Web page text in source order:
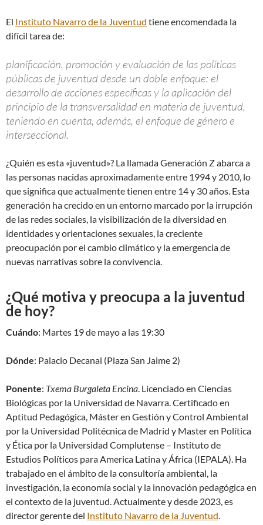
El Instituto Navarro de la Juventud tiene encomendada la
difícil tarea de:
planificación, promoción y evaluación de las políticas
públicas de juventud desde un doble enfoque: el
desarrollo de acciones específicas y la aplicación del
principio de la transversalidad en materia de juventud,
teniendo en cuenta, además, el enfoque de género e
interseccional.
¿Quién es esta «juventud»? La llamada Generación Z abarca a
las personas nacidas aproximadamente entre 1994 y 2010, lo
que significa que actualmente tienen entre 14 y 30 años. Esta
generación ha crecido en un entorno marcado por la irrupción
de las redes sociales, la visibilización de la diversidad en
identidades y orientaciones sexuales, la creciente
preocupación por el cambio climático y la emergencia de
nuevas narrativas sobre la convivencia.
¿Qué motiva y preocupa a la juventud
de hoy?
Cuándo: Martes 19 de mayo a las 19:30
Dónde: Palacio Decanal (Plaza San Jaime 2)
Ponente: Txema Burgaleta Encina. Licenciado en Ciencias
Biológicas por la Universidad de Navarra. Certificado en
Aptitud Pedagógica, Máster en Gestión y Control Ambiental
por la Universidad Politécnica de Madrid y Master en Política
y Ética por la Universidad Complutense – Instituto de
Estudios Políticos para America Latina y África (IEPALA). Ha
trabajado en el ámbito de la consultoría ambiental, la
investigación, la economía social y la innovación pedagógica en
el contexto de la juventud. Actualmente y desde 2023, es
director gerente del Instituto Navarro de la Juventud.